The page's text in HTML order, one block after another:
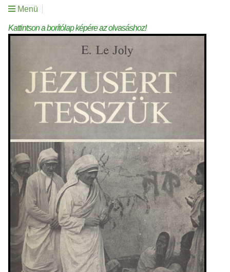
Menü
Kattintson a borítólap képére az olvasáshoz!